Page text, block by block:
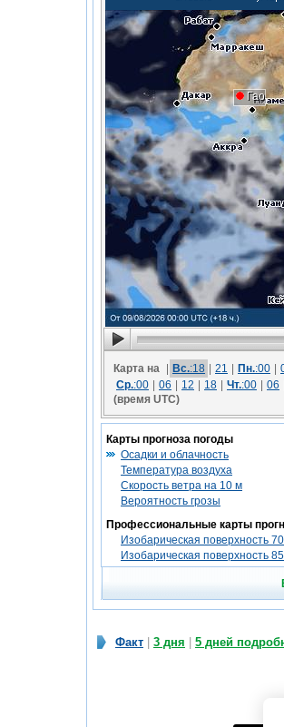
Гао
Гао
Карта на Вс.:18 21 Пн.:00
Ср.:00 06 12 18 Чт.:00 06
(время UTC)
Карты прогноза погоды
Осадки и облачность
Температура воздуха
Скорость ветра на 10 м
Вероятность грозы
Профессиональные карты
Изобарическая поверхность
Изобарическая поверхность
Факт 3 дня 5 дней